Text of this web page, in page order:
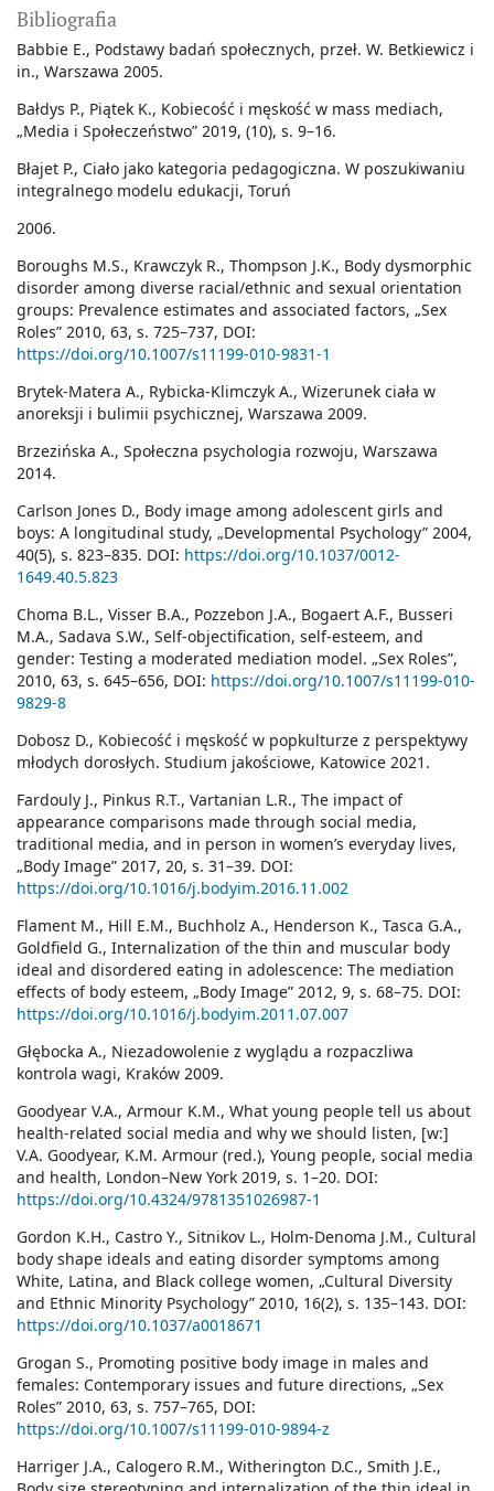
Bibliografia
Babbie E., Podstawy badań społecznych, przeł. W. Betkiewicz i
in., Warszawa 2005.
Bałdys P., Piątek K., Kobiecość i męskość w mass mediach,
„Media i Społeczeństwo” 2019, (10), s. 9–16.
Błajet P., Ciało jako kategoria pedagogiczna. W poszukiwaniu
integralnego modelu edukacji, Toruń
2006.
Boroughs M.S., Krawczyk R., Thompson J.K., Body dysmorphic
disorder among diverse racial/ethnic and sexual orientation
groups: Prevalence estimates and associated factors, „Sex
Roles” 2010, 63, s. 725–737, DOI:
https://doi.org/10.1007/s11199-010-9831-1
Brytek-Matera A., Rybicka-Klimczyk A., Wizerunek ciała w
anoreksji i bulimii psychicznej, Warszawa 2009.
Brzezińska A., Społeczna psychologia rozwoju, Warszawa
2014.
Carlson Jones D., Body image among adolescent girls and
boys: A longitudinal study, „Developmental Psychology” 2004,
40(5), s. 823–835. DOI: https://doi.org/10.1037/0012-
1649.40.5.823
Choma B.L., Visser B.A., Pozzebon J.A., Bogaert A.F., Busseri
M.A., Sadava S.W., Self-objectification, self-esteem, and
gender: Testing a moderated mediation model. „Sex Roles”,
2010, 63, s. 645–656, DOI: https://doi.org/10.1007/s11199-010-
9829-8
Dobosz D., Kobiecość i męskość w popkulturze z perspektywy
młodych dorosłych. Studium jakościowe, Katowice 2021.
Fardouly J., Pinkus R.T., Vartanian L.R., The impact of
appearance comparisons made through social media,
traditional media, and in person in women’s everyday lives,
„Body Image” 2017, 20, s. 31–39. DOI:
https://doi.org/10.1016/j.bodyim.2016.11.002
Flament M., Hill E.M., Buchholz A., Henderson K., Tasca G.A.,
Goldfield G., Internalization of the thin and muscular body
ideal and disordered eating in adolescence: The mediation
effects of body esteem, „Body Image” 2012, 9, s. 68–75. DOI:
https://doi.org/10.1016/j.bodyim.2011.07.007
Głębocka A., Niezadowolenie z wyglądu a rozpaczliwa
kontrola wagi, Kraków 2009.
Goodyear V.A., Armour K.M., What young people tell us about
health-related social media and why we should listen, [w:]
V.A. Goodyear, K.M. Armour (red.), Young people, social media
and health, London–New York 2019, s. 1–20. DOI:
https://doi.org/10.4324/9781351026987-1
Gordon K.H., Castro Y., Sitnikov L., Holm-Denoma J.M., Cultural
body shape ideals and eating disorder symptoms among
White, Latina, and Black college women, „Cultural Diversity
and Ethnic Minority Psychology” 2010, 16(2), s. 135–143. DOI:
https://doi.org/10.1037/a0018671
Grogan S., Promoting positive body image in males and
females: Contemporary issues and future directions, „Sex
Roles” 2010, 63, s. 757–765, DOI:
https://doi.org/10.1007/s11199-010-9894-z
Harriger J.A., Calogero R.M., Witherington D.C., Smith J.E.,